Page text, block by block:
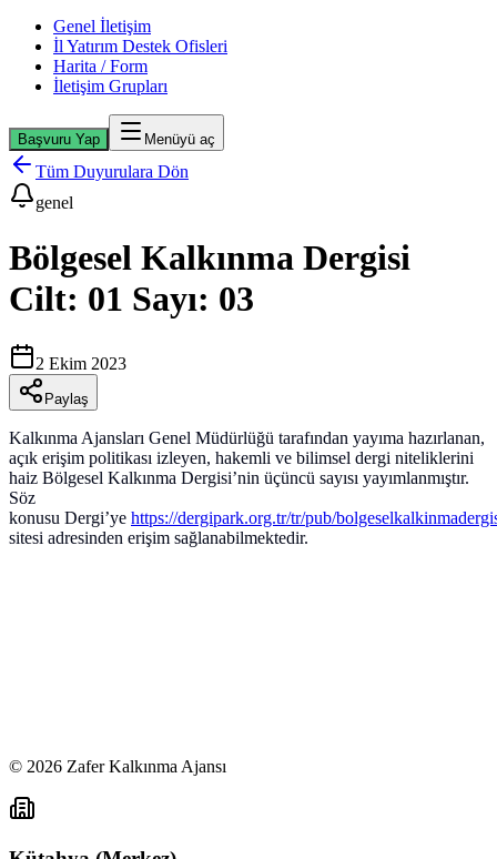
Genel İletişim
İl Yatırım Destek Ofisleri
Harita / Form
İletişim Grupları
Başvuru Yap Menüyü aç
Tüm Duyurulara Dön
genel
Bölgesel Kalkınma Dergisi
Cilt: 01 Sayı: 03
2 Ekim 2023
Paylaş
Kalkınma Ajansları Genel Müdürlüğü tarafından yayıma hazırlanan,
açık erişim politikası izleyen, hakemli ve bilimsel dergi niteliklerini
haiz Bölgesel Kalkınma Dergisi’nin üçüncü sayısı yayımlanmıştır.
Söz
konusu Dergi’ye https://dergipark.org.tr/tr/pub/
sitesi adresinden erişim sağlanabilmektedir.
© 2026 Zafer Kalkınma Ajansı